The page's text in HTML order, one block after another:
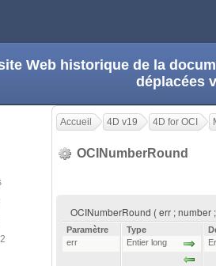
Web historique de la
déplacées
Accueil 4D v19 4D for OCI
OCINumberRound
OCINumberRound ( err ;
Paramètre Type
err
Entier long